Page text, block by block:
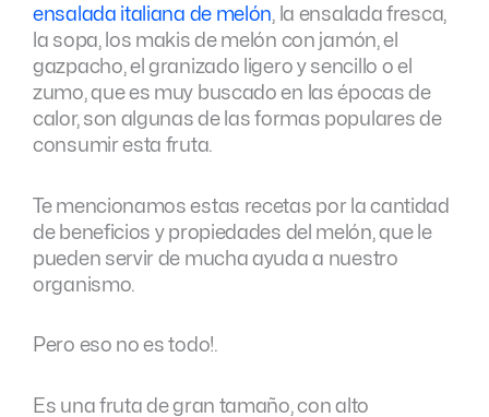
ensalada italiana de melón, la ensalada fresca,
la sopa, los makis de melón con jamón, el
gazpacho, el granizado ligero y sencillo o el
zumo, que es muy buscado en las épocas de
calor, son algunas de las formas populares de
consumir esta fruta.
Te mencionamos estas recetas por la cantidad
de beneficios y propiedades del melón, que le
pueden servir de mucha ayuda a nuestro
organismo.
Pero eso no es todo!.
Es una fruta de gran tamaño, con alto